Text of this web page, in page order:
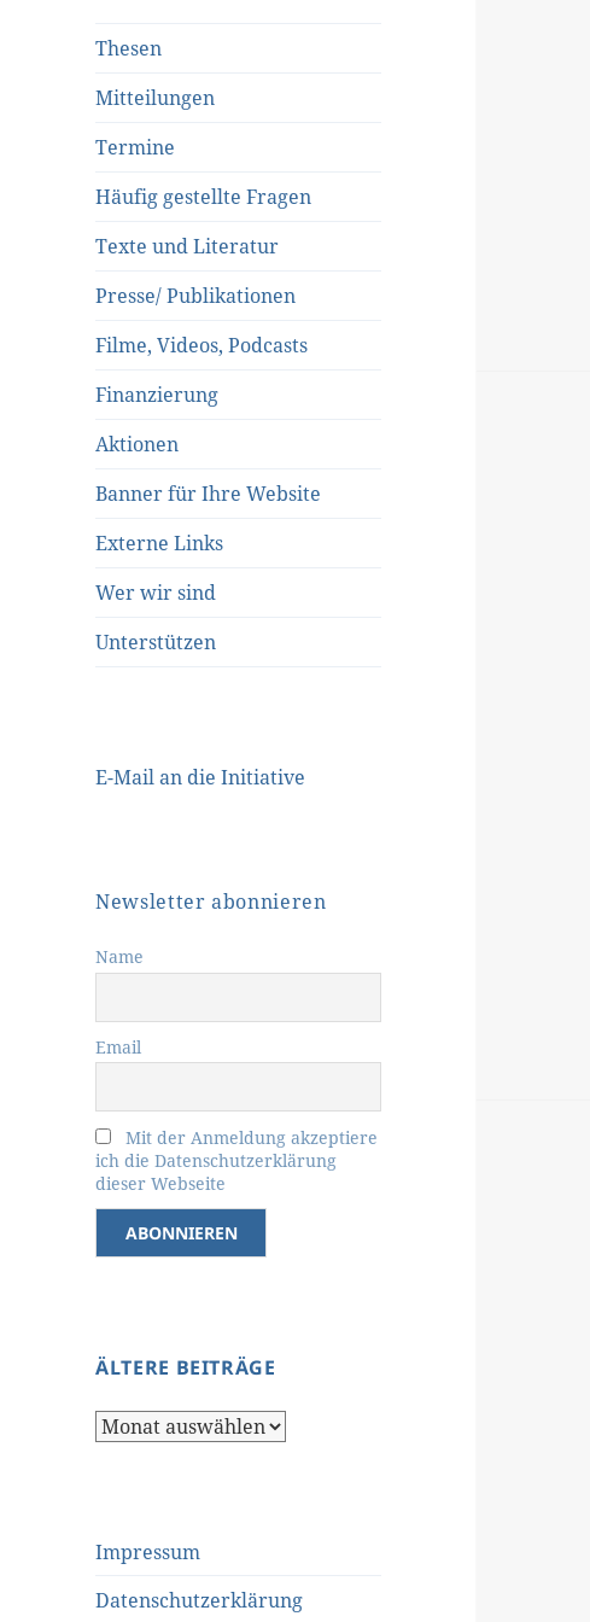
Thesen
Mitteilungen
Termine
Häufig gestellte Fragen
Texte und Literatur
Presse/ Publikationen
Filme, Videos, Podcasts
Finanzierung
Aktionen
Banner für Ihre Website
Externe Links
Wer wir sind
Unterstützen
E-Mail an die Initiative
Newsletter abonnieren
Name
Email
Mit der Anmeldung akzeptiere
ich die Datenschutzerklärung
dieser Webseite
ÄLTERE BEITRÄGE
Ältere
Impressum
Datenschutzerklärung